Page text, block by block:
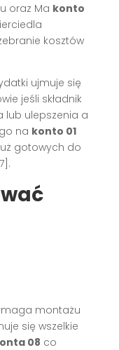
oraz Ma konto
kosztów
ujmuje się
jeśli składnik
lub ulepszenia a
na konto 01
gotowych do
montażu
się wszelkie
08 co